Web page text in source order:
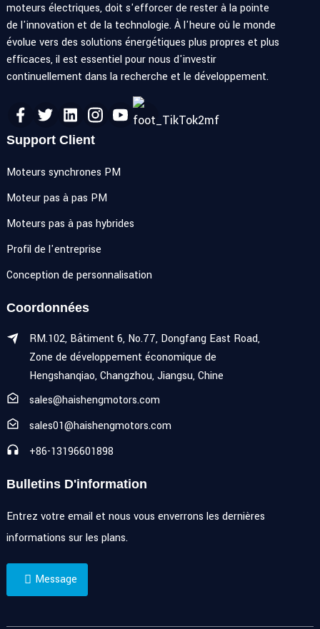
moteurs électriques, doit s'efforcer de rester à la pointe
de l'innovation et de la technologie. À l'heure où le monde
évolue vers des solutions énergétiques plus propres et plus
efficaces, il est essentiel pour nous d'investir
continuellement dans la recherche et le développement.
Support Client
Moteurs synchrones PM
Moteur pas à pas PM
Moteurs pas à pas hybrides
Profil de l'entreprise
Conception de personnalisation
Coordonnées
RM.102, Bâtiment 6, No.77, Dongfang East Road,
Zone de développement économique de
Hengshanqiao, Changzhou, Jiangsu, Chine
sales@haishengmotors.com
sales01@haishengmotors.com
+86-13196601898
Bulletins D'information
Entrez votre email et nous vous enverrons les dernières
informations sur les plans.
Message